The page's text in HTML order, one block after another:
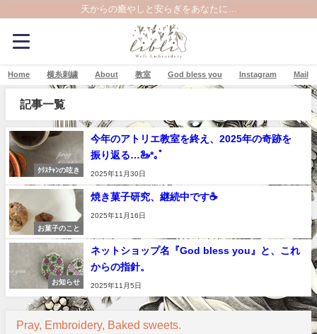
天からの癒やしと安らぎをあなたに…
Home 横糸刺繍 About 教室 God bless you Instagram Mail
記事一覧
ｸﾘｽﾁｬﾝの呟き
今年のアトリエ教室を終え、2025年の奇跡を
振り返る…🦢*｡ﾟ
2025年11月30日
お菓子のこと
焼き菓子研究、継続中です☕
2025年11月16日
お知らせ
ネットショップ名『God bless you』と、これ
からの指針。
2025年11月5日
Pray, Embroidery, Baked sweets.